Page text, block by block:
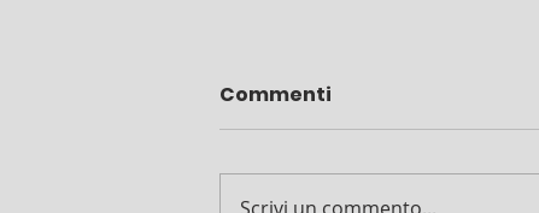
Commenti